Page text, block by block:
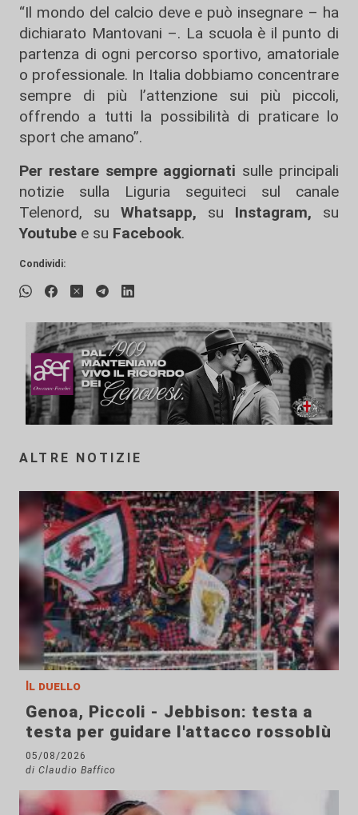
“Il mondo del calcio deve e può insegnare – ha
dichiarato Mantovani –. La scuola è il punto di
partenza di ogni percorso sportivo, amatoriale
o professionale. In Italia dobbiamo concentrare
sempre di più l’attenzione sui più piccoli,
offrendo a tutti la possibilità di praticare lo
sport che amano”.
Per restare sempre aggiornati sulle principali
notizie sulla Liguria seguiteci sul canale
Telenord, su
Whatsapp, su Instagram, su
Youtube e su Facebook.
Condividi:
ALTRE NOTIZIE
Il duello
Genoa, Piccoli - Jebbison: testa a
testa per guidare l'attacco rossoblù
05/08/2026
di Claudio Baffico